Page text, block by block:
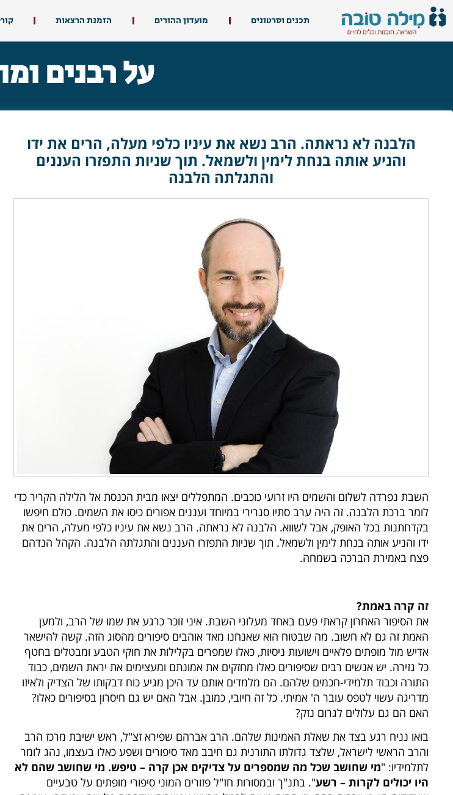
תכנים וסרטונים מועדון ההורים הזמנת הרצאות
על רבנים
הלבנה לא נראתה. הרב נשא את עיניו כלפי מעלה, הרים את ידו
והניע אותה בנחת לימין ולשמאל. תוך שניות התפזרו העננים
והתגלתה הלבנה
השבת נפרדה לשלום והשמים היו זרועי כוכבים. המתפללים יצאו מבית הכנסת אל הלילה הקריר כדי
לומר ברכת הלבנה. זה היה ערב סתיו סגרירי במיוחד ועננים אפורים כיסו את השמים. כולם חיפשו
בקדחתנות בכל האופק, אבל לשווא. הלבנה לא נראתה. הרב נשא את עיניו כלפי מעלה, הרים את
ידו והניע אותה בנחת לימין ולשמאל. תוך שניות התפזרו העננים והתגלתה הלבנה. הקהל הנדהם
פצח באמירת הברכה בשמחה.
זה קרה באמת?
את הסיפור האחרון קראתי פעם באחד מעלוני השבת. איני זוכר כרגע את שמו של הרב, ולמען
האמת זה גם לא חשוב. מה שבטוח הוא שאנחנו מאד אוהבים סיפורים מהסוג הזה. קשה להישאר
אדיש מול מופתים פלאיים וישועות ניסיות, כאלו שמפרים בקלילות את חוקי הטבע ומבטלים בחטף
כל גזירה. יש אנשים רבים שסיפורים כאלו מחזקים את אמונתם ומעצימים את יראת השמים, כבוד
התורה וכבוד תלמידי-חכמים שלהם. הם מלמדים אותם עד היכן מגיע כוח דבקותו של הצדיק ולאיזו
מדריגה עשוי לטפס עובר ה' אמיתי. כל זה חיובי, כמובן. אבל האם יש גם חיסרון בסיפורים כאלו?
האם הם גם עלולים לגרום נזק?
בואו נניח רגע בצד את שאלת האמינות שלהם. הרב אברהם שפירא זצ"ל, ראש ישיבת מרכז הרב
והרב הראשי לישראל, שלצד גדולתו התורנית גם חיבב מאד סיפורים ושפע כאלו בעצמו, נהג לומר
לתלמידיו: "מי שחושב שכל מה שמספרים על צדיקים אכן קרה – טיפש. מי שחושב שהם לא
היו יכולים לקרות – רשע". בתנ"ך ובמסורות חז"ל פזורים המוני סיפורי מופתים על טבעיים